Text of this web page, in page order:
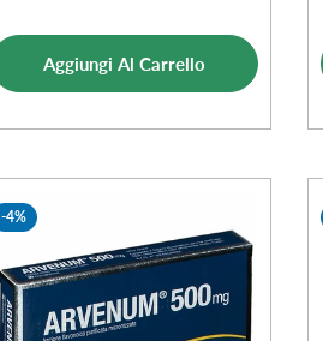
vendita
Aggiungi Al Carrello
-4%